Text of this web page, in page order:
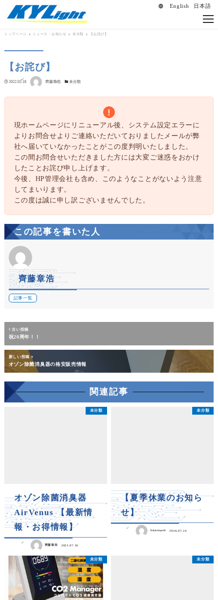
language English 日本語
トップページ ニュース・お知らせ 未分類 【お詫び】
【お詫び】
投稿日
2022.02.18
著者
齊藤章浩 カテゴリー
未分類
現ホームページにリニューアル後、システム設定エラーに
よりお問合せよりご連絡いただいておりましたメールが弊
社へ届いていなかったことがこの度判明いたしました。
この間お問合せいただきました方には大変ご迷惑をおかけ
したことお詫び申し上げます。
今後、HP管理会社も含め、このようなことがないよう注意
してまいります。
この度は誠に申し訳ございませんでした。
この記事を書いた人
齊藤章浩
記事一覧
古い投稿
祝20周年！！
新しい投稿
オゾン除菌消臭器の格安販売情報
関連記事
未分類
オゾン除菌消臭器
AirVenus 【最新情
報・お得情報】
齊藤章浩 2021.07.16
未分類
【夏季休業のお知ら
せ】
Adminweb 2026.07.24
未分類 未分類